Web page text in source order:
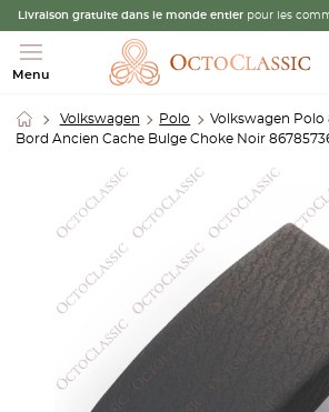
Livraison gratuite dans le monde entier pour les
Menu
Volkswagen Polo
Volkswagen Polo
Bord Ancien Cache Bulge Choke Noir